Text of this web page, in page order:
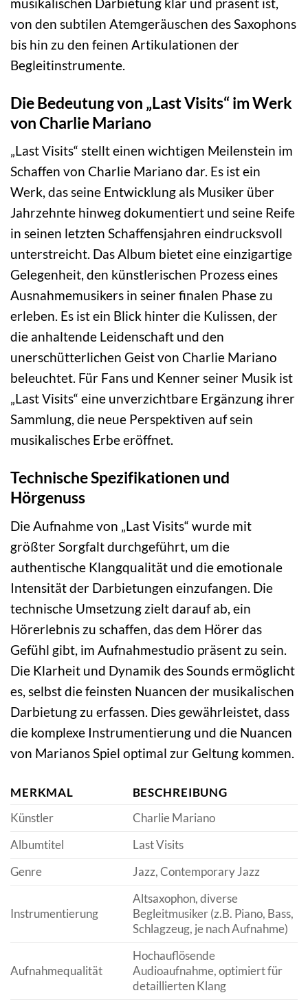
von den subtilen Atemgeräuschen des Saxophons
bis hin zu den feinen Artikulationen der
Begleitinstrumente.
Die Bedeutung von „Last Visits“ im Werk
von Charlie Mariano
„Last Visits“ stellt einen wichtigen Meilenstein im
Schaffen von Charlie Mariano dar. Es ist ein
Werk, das seine Entwicklung als Musiker über
Jahrzehnte hinweg dokumentiert und seine Reife
in seinen letzten Schaffensjahren eindrucksvoll
unterstreicht. Das Album bietet eine einzigartige
Gelegenheit, den künstlerischen Prozess eines
Ausnahmemusikers in seiner finalen Phase zu
erleben. Es ist ein Blick hinter die Kulissen, der
die anhaltende Leidenschaft und den
unerschütterlichen Geist von Charlie Mariano
beleuchtet. Für Fans und Kenner seiner Musik ist
„Last Visits“ eine unverzichtbare Ergänzung ihrer
Sammlung, die neue Perspektiven auf sein
musikalisches Erbe eröffnet.
Technische Spezifikationen und
Hörgenuss
Die Aufnahme von „Last Visits“ wurde mit
größter Sorgfalt durchgeführt, um die
authentische Klangqualität und die emotionale
Intensität der Darbietungen einzufangen. Die
technische Umsetzung zielt darauf ab, ein
Hörerlebnis zu schaffen, das dem Hörer das
Gefühl gibt, im Aufnahmestudio präsent zu sein.
Die Klarheit und Dynamik des Sounds ermöglicht
es, selbst die feinsten Nuancen der musikalischen
Darbietung zu erfassen. Dies gewährleistet, dass
die komplexe Instrumentierung und die Nuancen
von Marianos Spiel optimal zur Geltung kommen.
MERKMAL
BESCHREIBUNG
Künstler
Charlie Mariano
Albumtitel
Last Visits
Genre
Jazz, Contemporary Jazz
Instrumentierung
Altsaxophon, diverse
Begleitmusiker (z.B. Piano, Bass,
Schlagzeug, je nach Aufnahme)
Aufnahmequalität
Hochauflösende
Audioaufnahme, optimiert für
detaillierten Klang